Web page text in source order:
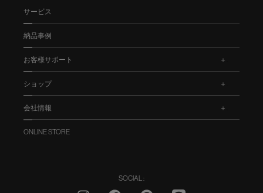
サービス
納品事例
お客様サポート
ショップ
会社情報
ONLINE STORE
SOCIAL :